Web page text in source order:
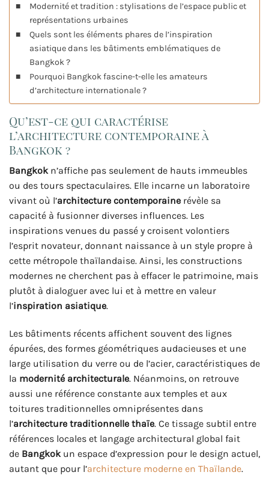
Modernité et tradition : stylisations de l’espace public et
représentations urbaines
Quels sont les éléments phares de l’inspiration
asiatique dans les bâtiments emblématiques de
Bangkok ?
Pourquoi Bangkok fascine-t-elle les amateurs
d’architecture internationale ?
Qu’est-ce qui caractérise
l’architecture contemporaine à
Bangkok ?
Bangkokn’affiche pas seulement de hauts immeubles
ou des tours spectaculaires. Elle incarne un laboratoire
vivant où l’architecture contemporaine révèle sa
capacité à fusionner diverses influences. Les
inspirations venues du passé y croisent volontiers
l’esprit novateur, donnant naissance à un style propre à
cette métropole thaïlandaise. Ainsi, les constructions
modernes ne cherchent pas à effacer le patrimoine, mais
plutôt à dialoguer avec lui et à mettre en valeur
l’inspiration asiatique.
Les bâtiments récents affichent souvent des lignes
épurées, des formes géométriques audacieuses et une
large utilisation du verre ou de l’acier, caractéristiques de
la modernité architecturale. Néanmoins, on retrouve
aussi une référence constante aux temples et aux
toitures traditionnelles omniprésentes dans
l’architecture traditionnelle thaïe. Ce tissage subtil entre
références locales et langage architectural global fait
de Bangkokun espace d’expression pour le design actuel,
autant que pour l’architecture moderne en Thaïlande.